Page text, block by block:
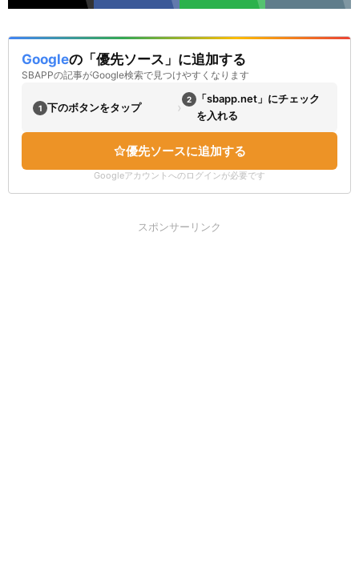
Googleの「優先ソース」に追加する
SBAPPの記事がGoogle検索で見つけやすくなります
1 下のボタンをタップ › 2
「sbapp.net」にチェック
を入れる
優先ソースに追加する
Googleアカウントへのログインが必要です
スポンサーリンク